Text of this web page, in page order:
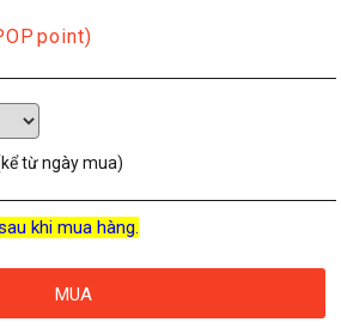
point)
từ ngày mua)
khi mua hàng.
MUA